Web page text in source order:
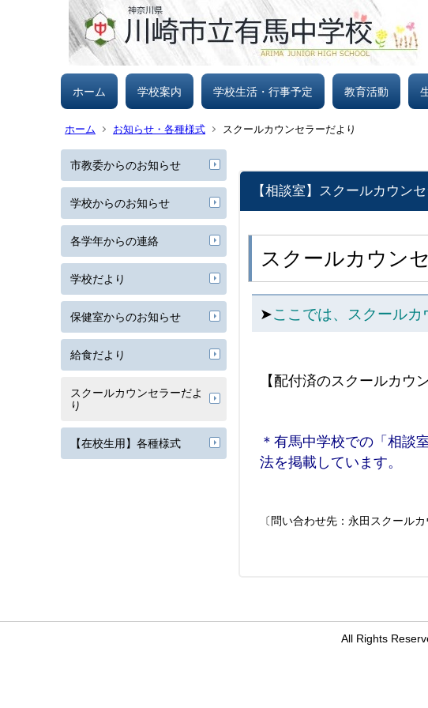
ホーム 学校案内 学校生活・行事予定 教育活動
ホーム お知らせ・各種様式 スクールカウンセラーだより
市教委からのお知らせ
学校からのお知らせ
各学年からの連絡
学校だより
保健室からのお知らせ
給食だより
スクールカウンセラーだよ
り
【在校生用】各種様式
【相談室】スクールカウン
スクールカウン
➤ここでは、スクール
【配付済のスクールカウ
＊有馬中学校での「相談
法を掲載しています。
〔問い合わせ先：永田スクールカ
All Rights